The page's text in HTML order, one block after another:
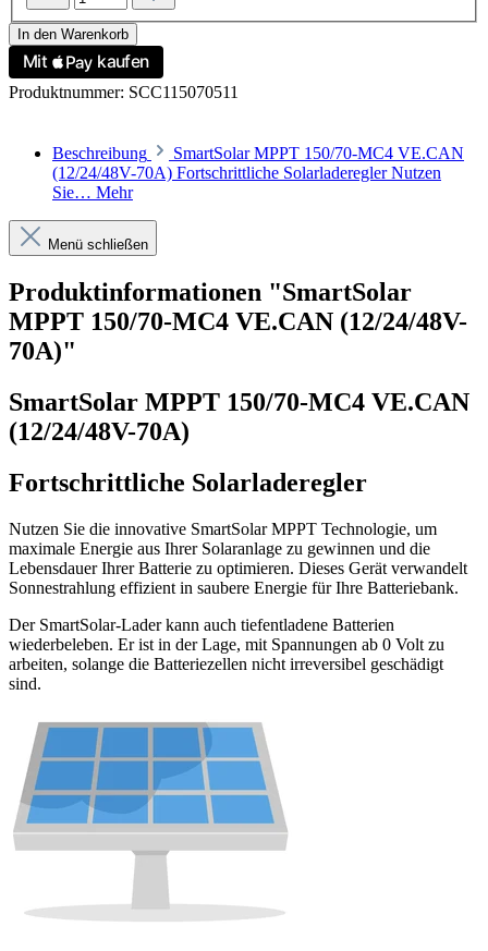
In den Warenkorb
Produktnummer: SCC115070511
Beschreibung
SmartSolar MPPT 150/70-MC4 VE.CAN
(12/24/48V-70A) Fortschrittliche Solarladeregler Nutzen
Sie… Mehr
Menü schließen
Produktinformationen "SmartSolar
MPPT 150/70-MC4 VE.CAN (12/24/48V-
70A)"
SmartSolar MPPT 150/70-MC4 VE.CAN
(12/24/48V-70A)
Fortschrittliche Solarladeregler
Nutzen Sie die innovative SmartSolar MPPT Technologie, um
maximale Energie aus Ihrer Solaranlage zu gewinnen und die
Lebensdauer Ihrer Batterie zu optimieren. Dieses Gerät verwandelt
Sonnestrahlung effizient in saubere Energie für Ihre Batteriebank.
Der SmartSolar-Lader kann auch tiefentladene Batterien
wiederbeleben. Er ist in der Lage, mit Spannungen ab 0 Volt zu
arbeiten, solange die Batteriezellen nicht irreversibel geschädigt
sind.